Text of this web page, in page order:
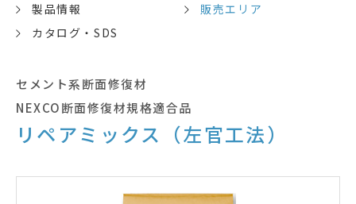
製品情報
販売エリア
カタログ・SDS
セメント系断面修復材
NEXCO断面修復材規格適合品
リペアミックス（左官工法）